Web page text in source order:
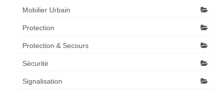
Mobilier Urbain
Protection
Protection & Secours
Sécurité
Signalisation